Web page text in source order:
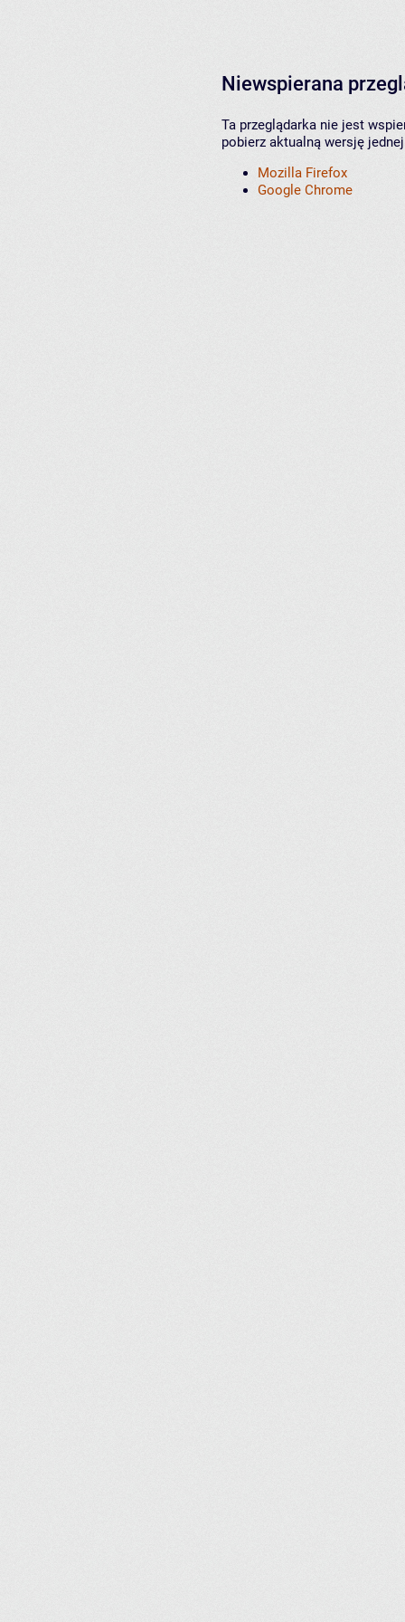
Niewspierana
Ta przeglądarka nie jest
pobierz aktualną wersję
Mozilla Firefox
Google Chrome